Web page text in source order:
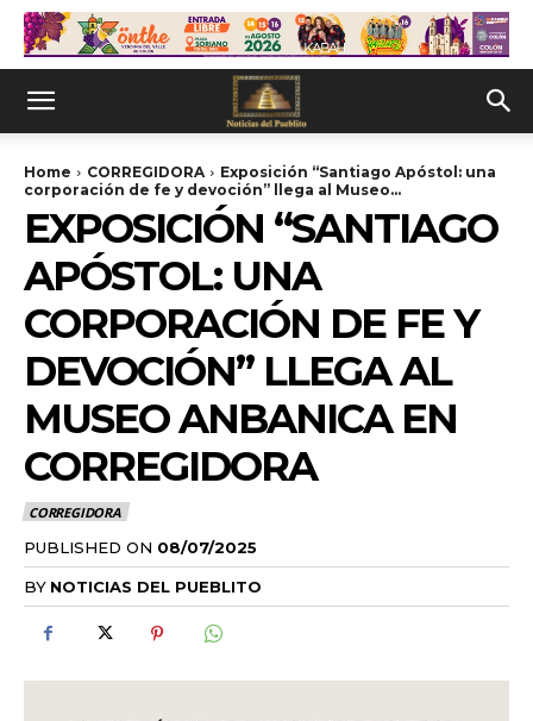
Home CORREGIDORA
Exposición “Santiago Apóstol: una
corporación de fe y devoción” llega al Museo...
EXPOSICIÓN “SANTIAGO
APÓSTOL: UNA
CORPORACIÓN DE FE Y
DEVOCIÓN” LLEGA AL
MUSEO ANBANICA EN
CORREGIDORA
CORREGIDORA
PUBLISHED ON 08/07/2025
BY NOTICIAS DEL PUEBLITO